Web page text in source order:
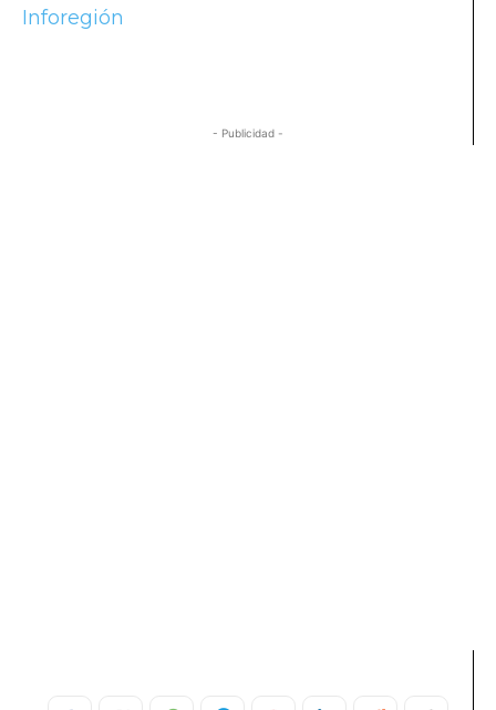
Inforegión
- Publicidad -